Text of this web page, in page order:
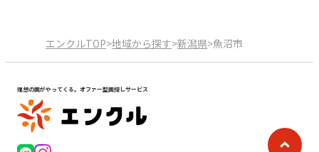
エンクルTOP>地域から探す>新潟県>魚沼市
理想の園がやってくる。オファー型園探しサービス